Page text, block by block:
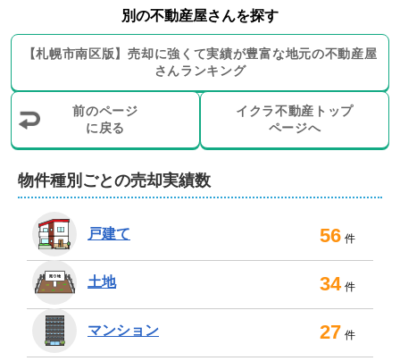
別の不動産屋さんを探す
【札幌市南区版】売却に強くて実績が豊富な地元の不動産屋
さんランキング
前のページ
に戻る
イクラ不動産トップ
ページへ
物件種別ごとの売却実績数
戸建て 56 件
土地 34 件
マンション 27 件